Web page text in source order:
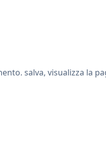
salva, visualizza la